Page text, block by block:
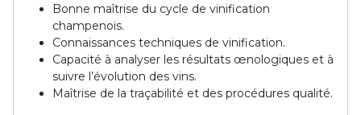
Bonne maîtrise du cycle de vinification
champenois.
Connaissances techniques de vinification.
Capacité à analyser les résultats œnologiques et à
suivre l’évolution des vins.
Maîtrise de la traçabilité et des procédures qualité.